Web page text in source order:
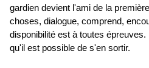
gardien devient l'ami de la
choses, dialogue, comprend,
disponibilité est à toutes
qu'il est possible de s'en sortir.